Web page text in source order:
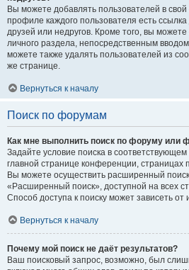
Вы можете добавлять пользователей в
профиле каждого пользователя есть
друзей или недругов. Кроме того, вы
личного раздела, непосредственным
можете также удалять пользователей из
же странице.
Вернуться к началу
Поиск по форумам
Как мне выполнить поиск по форуму или
Задайте условие поиска в
главной странице конференции,
Вы можете осуществить расширенный
«Расширенный поиск», доступной на всех
Способ доступа к поиску может зависеть от
Вернуться к началу
Почему мой поиск не даёт результатов?
Ваш поисковый запрос, возможно, был